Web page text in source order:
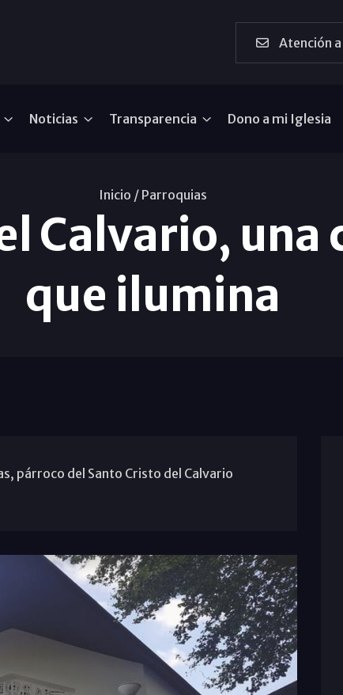
Atención
Noticias Transparencia Dono a mi Iglesia
Inicio / Parroquias
Calvario, una
que ilumina
párroco del Santo Cristo del Calvario